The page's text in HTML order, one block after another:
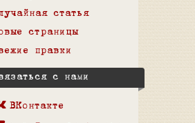
статья
страницы
правки
с нами
ВКонтакте